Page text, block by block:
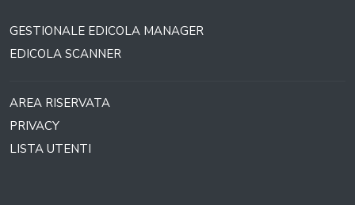
GESTIONALE EDICOLA MANAGER
EDICOLA SCANNER
AREA RISERVATA
PRIVACY
LISTA UTENTI